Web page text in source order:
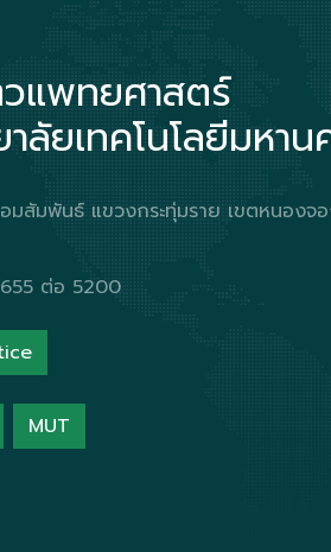
แพทยศาสตร์
ลัยเทคโนโลยีมหาน
มสัมพันธ์ แขวงกระทุ่มราย เขตหนองจ
ต่อ 5200
MUT